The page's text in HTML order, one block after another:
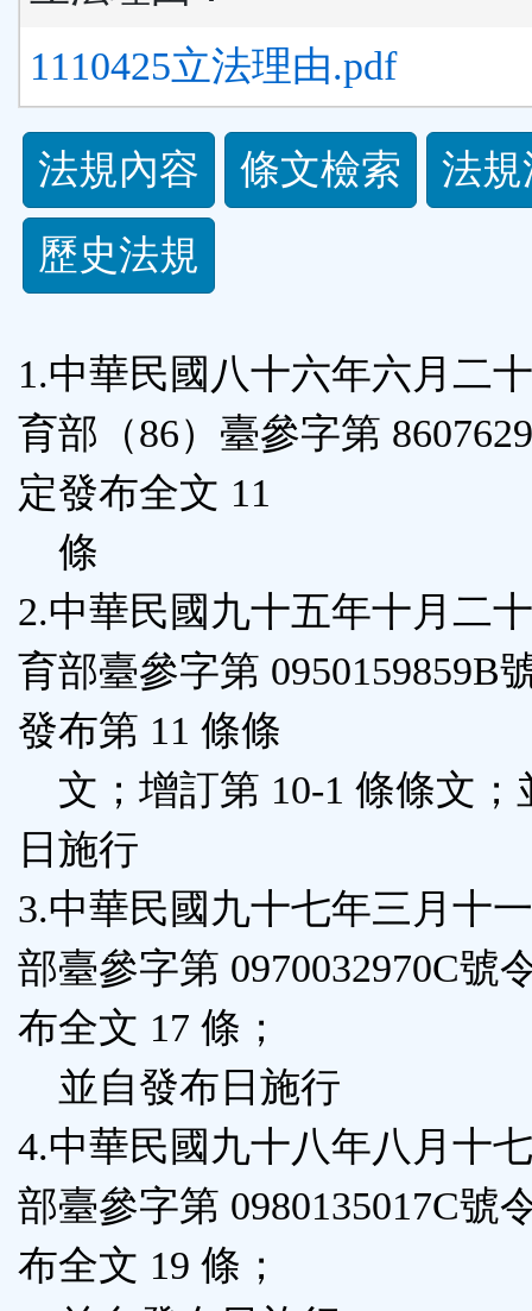
1110425立法理由.pdf
法
規
功
按
鈕
區
法規內容 條文檢索
法
歷史法規
1.中華民國八十六年六月二
育部（86）臺參字第
定發布全文 11
條
2.中華民國九十五年十月二
育部臺參字第 0950159859B
發布第 11 條條
文；增訂第 10-1 條條文；
日施行
3.中華民國九十七年三月十
部臺參字第 0970032970C號
布全文 17 條；
並自發布日施行
4.中華民國九十八年八月十
部臺參字第 0980135017C號
布全文 19 條；